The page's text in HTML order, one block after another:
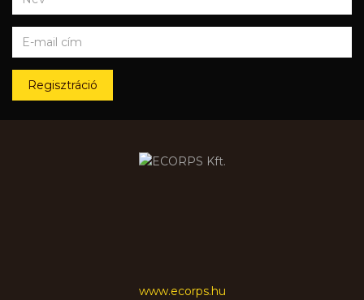
Regisztráció
www.ecorps.hu